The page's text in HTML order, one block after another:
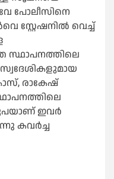
പോലീസിനെ
സ്റ്റേഷനില്‍ വെച്ച്
സ്ഥാപനത്തിലെ
രാകേഷ്
ഇവര്‍
കവര്‍ച്ച